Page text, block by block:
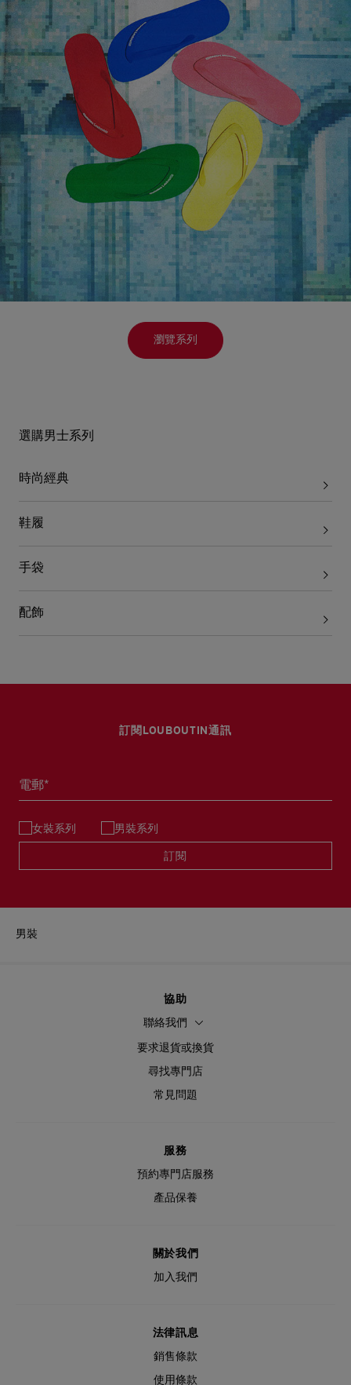
瀏覽系列
選購男士系列
時尚經典
鞋履
手袋
配飾
訂閱LOUBOUTIN通訊
電郵*
女裝系列 男裝系列
訂閱
男裝
協助
聯絡我們
要求退貨或換貨
尋找專門店
常見問題
服務
預約專門店服務
產品保養
關於我們
加入我們
法律訊息
銷售條款
使用條款